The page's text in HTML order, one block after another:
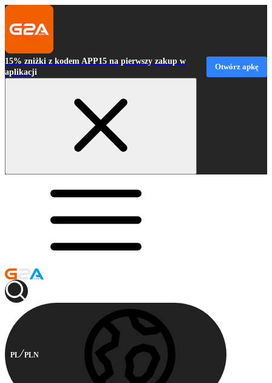
15% zniżki z kodem APP15 na pierwszy zakup w
aplikacji
Otwórz apkę
PL PLN